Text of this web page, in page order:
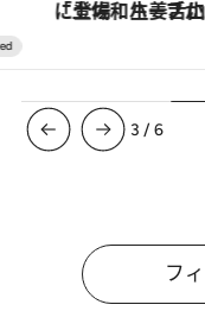
「土佐和ハーブ
3 /6
フ